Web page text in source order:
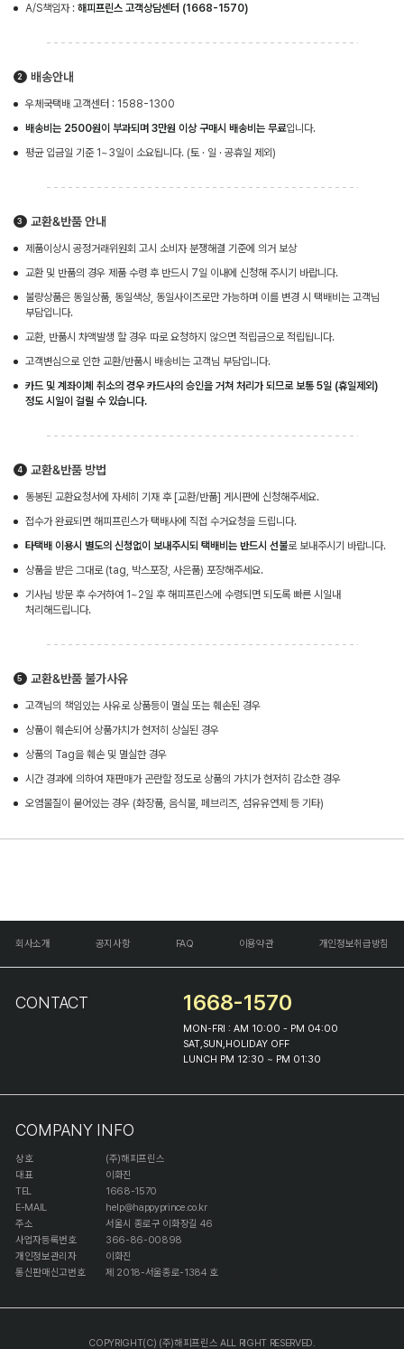
A/S책임자 : 해피프린스 고객상담센터 (1668-1570)
배송안내
우체국택배 고객센터 : 1588-1300
배송비는 2500원이 부과되며 3만원 이상 구매시 배송비는 무료입니다.
평균 입금일 기준 1~3일이 소요됩니다. (토 · 일 · 공휴일 제외)
교환&반품 안내
제품이상시 공정거래위원회 고시 소비자 분쟁해결 기준에 의거 보상
교환 및 반품의 경우 제품 수령 후 반드시 7일 이내에 신청해 주시기 바랍니다.
불량상품은 동일상품, 동일색상, 동일사이즈로만 가능하며 이를 변경 시 택배비는 고객님
부담입니다.
교환, 반품시 차액발생 할 경우 따로 요청하지 않으면 적립금으로 적립됩니다.
고객변심으로 인한 교환/반품시 배송비는 고객님 부담입니다.
카드 및 계좌이체 취소의 경우 카드사의 승인을 거쳐 처리가 되므로 보통 5일 (휴일제외)
정도 시일이 걸릴 수 있습니다.
교환&반품 방법
동봉된 교환요청서에 자세히 기재 후 [교환/반품] 게시판에 신청해주세요.
접수가 완료되면 해피프린스가 택배사에 직접 수거요청을 드립니다.
타택배 이용시 별도의 신청없이 보내주시되 택배비는 반드시 선불로 보내주시기 바랍니다.
상품을 받은 그대로 (tag, 박스포장, 사은품) 포장해주세요.
기사님 방문 후 수거하여 1~2일 후 해피프린스에 수령되면 되도록 빠른 시일내
처리해드립니다.
교환&반품 불가사유
고객님의 책임있는 사유로 상품등이 멸실 또는 훼손된 경우
상품이 훼손되어 상품가치가 현저히 상실된 경우
상품의 Tag을 훼손 및 멸실한 경우
시간 경과에 의하여 재판매가 곤란할 정도로 상품의 가치가 현저히 감소한 경우
오염물질이 묻어있는 경우 (화장품, 음식물, 페브리즈, 섬유유연제 등 기타)
회사소개 공지사항 FAQ 이용약관 개인정보취급방침
CONTACT 1668-1570
MON-FRI : AM 10:00 - PM 04:00
SAT,SUN,HOLIDAY OFF
LUNCH PM 12:30 ~ PM 01:30
COMPANY INFO
상호
(주)해피프린스
대표
이화진
TEL
1668-1570
E-MAIL
help@happyprince.co.kr
주소
서울시 종로구 이화장길 46
사업자등록번호
366-86-00898
개인정보관리자
이화진
통신판매신고번호
제 2018-서울종로-1384 호
COPYRIGHT(C) (주)해피프린스 ALL RIGHT RESERVED.